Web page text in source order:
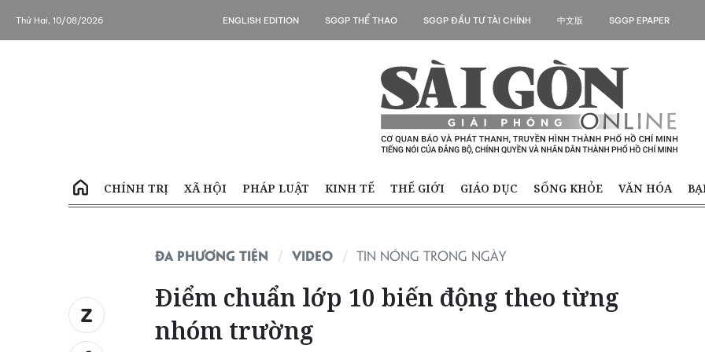
Thứ Hai, 10/08/2026 ENGLISH EDITION SGGP THỂ THAO SGGP ĐẦU TƯ TÀI CHÍNH 中文版 SGGP EPAPER
CHÍNH TRỊ XÃ HỘI PHÁP LUẬT KINH TẾ THẾ GIỚI GIÁO DỤC SỐNG KHỎE VĂN HÓA
ĐA PHƯƠNG TIỆN VIDEO TIN NÓNG TRONG NGÀY
Điểm chuẩn lớp 10 biến động theo từng
nhóm trường